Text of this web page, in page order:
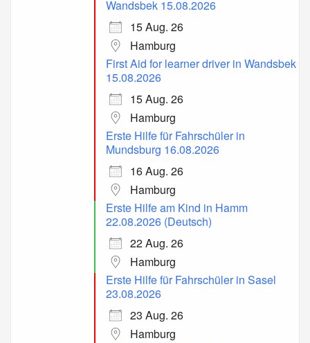
Wandsbek 15.08.2026
15 Aug. 26
Hamburg
First Aid for learner driver in Wandsbek
15.08.2026
15 Aug. 26
Hamburg
Erste Hilfe für Fahrschüler in
Mundsburg 16.08.2026
16 Aug. 26
Hamburg
Erste Hilfe am Kind in Hamm
22.08.2026 (Deutsch)
22 Aug. 26
Hamburg
Erste Hilfe für Fahrschüler in Sasel
23.08.2026
23 Aug. 26
Hamburg